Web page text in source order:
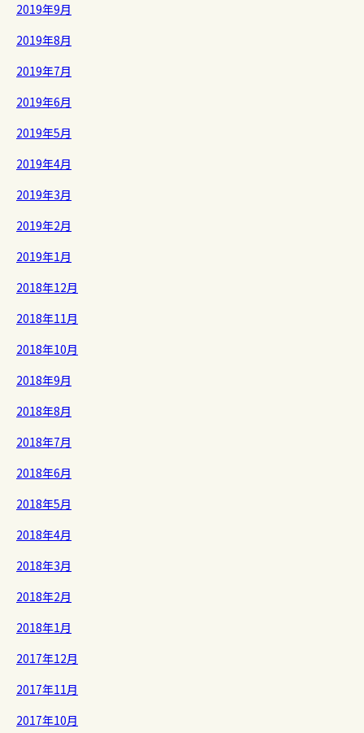
2019年9月
2019年8月
2019年7月
2019年6月
2019年5月
2019年4月
2019年3月
2019年2月
2019年1月
2018年12月
2018年11月
2018年10月
2018年9月
2018年8月
2018年7月
2018年6月
2018年5月
2018年4月
2018年3月
2018年2月
2018年1月
2017年12月
2017年11月
2017年10月